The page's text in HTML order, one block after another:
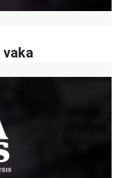
vaka